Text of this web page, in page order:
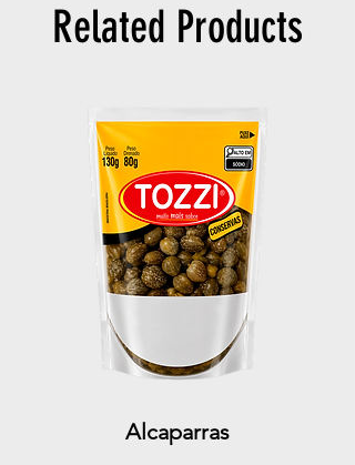
Related Products
Alcaparras